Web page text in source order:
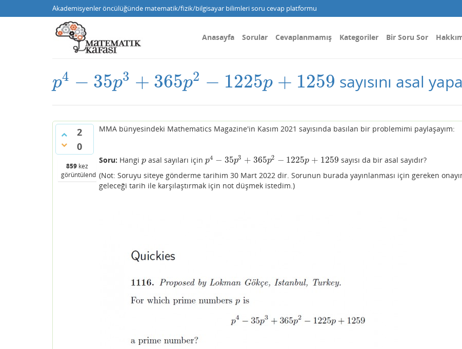
Akademisyenler öncülüğünde matematik/fizik/bilgisayar bilimleri soru cevap platformu
Anasayfa Sorular Cevaplanmamış Kategoriler Bir Soru Sor
p4 − 35p3 + 365p2 − 1225p + 1259
p4 −35p3+365 p2−1225p +1259 sayısını asal
2
0
859 kez
görüntülendi
MMA bünyesindeki Mathematics Magazine'in Kasım 2021 sayısında basılan bir problemimi paylaşayım:
Soru: Hangi p
pasal sayıları için p4 − 35p3 + 365p2 − 1225p + 1259
p4 −35p3+365 p2−1225p +1259
sayısı da bir asal sayıdır?
(Not: Soruyu siteye gönderme tarihim 30 Mart 2022 dir. Sorunun burada yayınlanması için gereken
geleceği tarih ile karşılaştırmak için not düşmek istedim.)